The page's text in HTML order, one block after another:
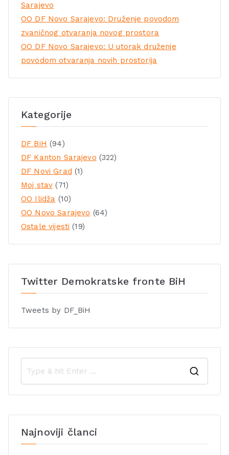
Sarajevo
OO DF Novo Sarajevo: Druženje povodom
zvaničnog otvaranja novog prostora
OO DF Novo Sarajevo: U utorak druženje
povodom otvaranja novih prostorija
Kategorije
DF BiH (94)
DF Kanton Sarajevo (322)
DF Novi Grad (1)
Moj stav (71)
OO Ilidža (10)
OO Novo Sarajevo (64)
Ostale vijesti (19)
Twitter Demokratske fronte BiH
Tweets by DF_BiH
Najnoviji članci